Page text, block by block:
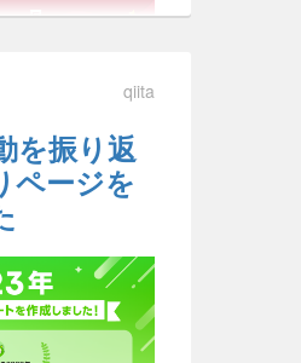
、新機能や改
。
ようなことに取
催
上の課題を修正
ンにフォーカスし
ゲーターが表示
する
味を明確にする
シー第7条「免
約第15条へ統合
パレッ
に以下の4色が
景色： #FFFFFF
景色： #1d2020
の結果はこちら
Calendar 2023プ
結果発表！ ）を
企画
qiita
を振り返
ページを